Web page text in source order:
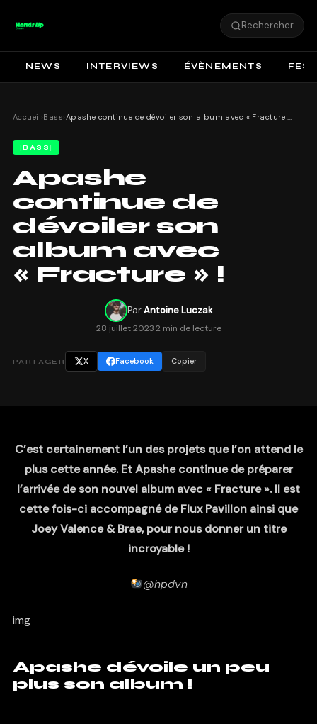
Rechercher
NEWS INTERVIEWS ÉVÈNEMENTS
Accueil›Bass› Apashe continue de dévoiler son album avec « Fracture » !
BASS
Apashe
continue de
dévoiler son
album avec
« Fracture » !
ParAntoine Luczak
28 juillet 20232 min de lecture
PARTAGER X Facebook Copier
C’est certainement l’un des projets que l’on attend le
plus cette année. Et Apashe continue de préparer
l’arrivée de son nouvel album avec « Fracture ». Il est
cette fois-ci accompagné de Flux Pavillon ainsi que
Joey Valence & Brae, pour nous donner un titre
incroyable !
@hpdvn
img
Apashe dévoile un peu
plus son album !